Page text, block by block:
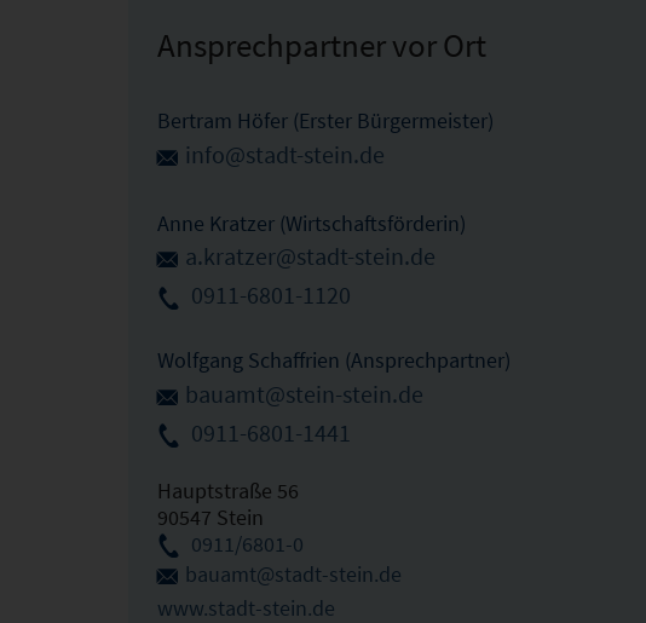
Ansprechpartner vor Ort
Bertram Höfer (Erster Bürgermeister)
info@stadt-stein.de
Anne Kratzer (Wirtschaftsförderin)
a.kratzer@stadt-stein.de
0911-6801-1120
Wolfgang Schaffrien (Ansprechpartner)
bauamt@stein-stein.de
0911-6801-1441
Hauptstraße 56
90547 Stein
0911/6801-0
bauamt@stadt-stein.de
www.stadt-stein.de